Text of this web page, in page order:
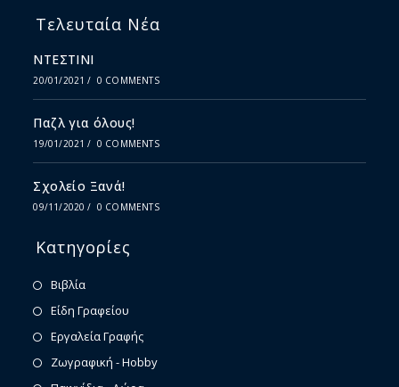
Τελευταία Νέα
ΝΤΕΣΤΙΝΙ
20/01/2021 / 0 COMMENTS
Παζλ για όλους!
19/01/2021 / 0 COMMENTS
Σχολείο Ξανά!
09/11/2020 / 0 COMMENTS
Κατηγορίες
Βιβλία
Είδη Γραφείου
Εργαλεία Γραφής
Ζωγραφική - Hobby